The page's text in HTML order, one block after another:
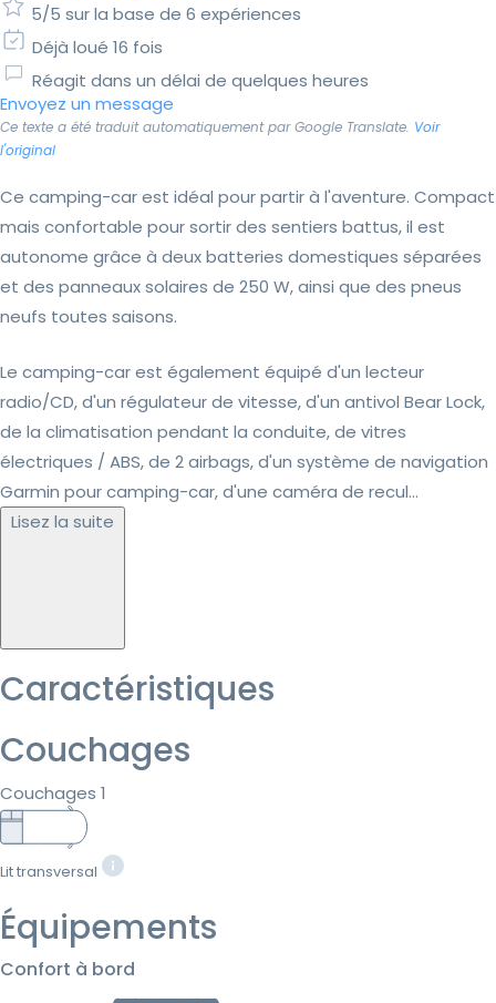
5/5 sur la base de 6 expériences
Déjà loué 16 fois
Réagit dans un délai de quelques heures
Envoyez un message
Ce texte a été traduit automatiquement par Google Translate. Voir
l'original
Ce camping-car est idéal pour partir à l'aventure. Compact
mais confortable pour sortir des sentiers battus, il est
autonome grâce à deux batteries domestiques séparées
et des panneaux solaires de 250 W, ainsi que des pneus
neufs toutes saisons.
Le camping-car est également équipé d'un lecteur
radio/CD, d'un régulateur de vitesse, d'un antivol Bear Lock,
de la climatisation pendant la conduite, de vitres
électriques / ABS, de 2 airbags, d'un système de navigation
Garmin pour camping-car, d'une caméra de recul...
Lisez la suite
Caractéristiques
Couchages
Couchages 1
Lit transversal
Équipements
Confort à bord